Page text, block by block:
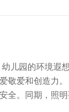
儿园的环境
敬爱和创造力
全。同期，照